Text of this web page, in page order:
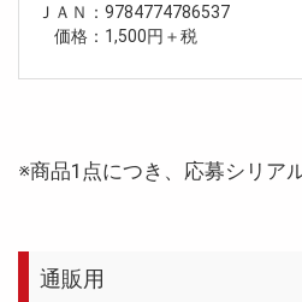
ＪＡＮ：9784774786537
価格：1,500円＋税
※商品1点につき、応募シリア
通販用